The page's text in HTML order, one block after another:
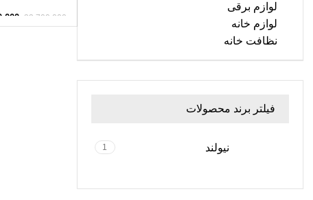
لوازم برقی
لوازم خانه
نظافت خانه
فیلتر برند محصولات
نیولند 1
33,700,000